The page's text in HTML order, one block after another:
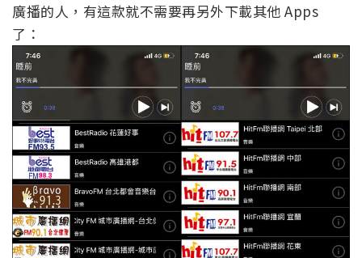
廣播的人，有這款就不需要再另外下載其他 Apps
了：